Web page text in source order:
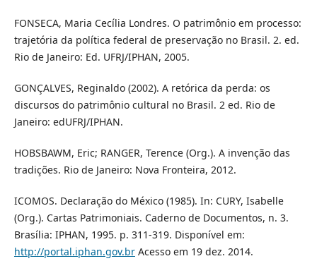
FONSECA, Maria Cecília Londres. O patrimônio em processo:
trajetória da política federal de preservação no Brasil. 2. ed.
Rio de Janeiro: Ed. UFRJ/IPHAN, 2005.
GONÇALVES, Reginaldo (2002). A retórica da perda: os
discursos do patrimônio cultural no Brasil. 2 ed. Rio de
Janeiro: edUFRJ/IPHAN.
HOBSBAWM, Eric; RANGER, Terence (Org.). A invenção das
tradições. Rio de Janeiro: Nova Fronteira, 2012.
ICOMOS. Declaração do México (1985). In: CURY, Isabelle
(Org.). Cartas Patrimoniais. Caderno de Documentos, n. 3.
Brasília: IPHAN, 1995. p. 311-319. Disponível em:
http://portal.iphan.gov.brAcesso em 19 dez. 2014.